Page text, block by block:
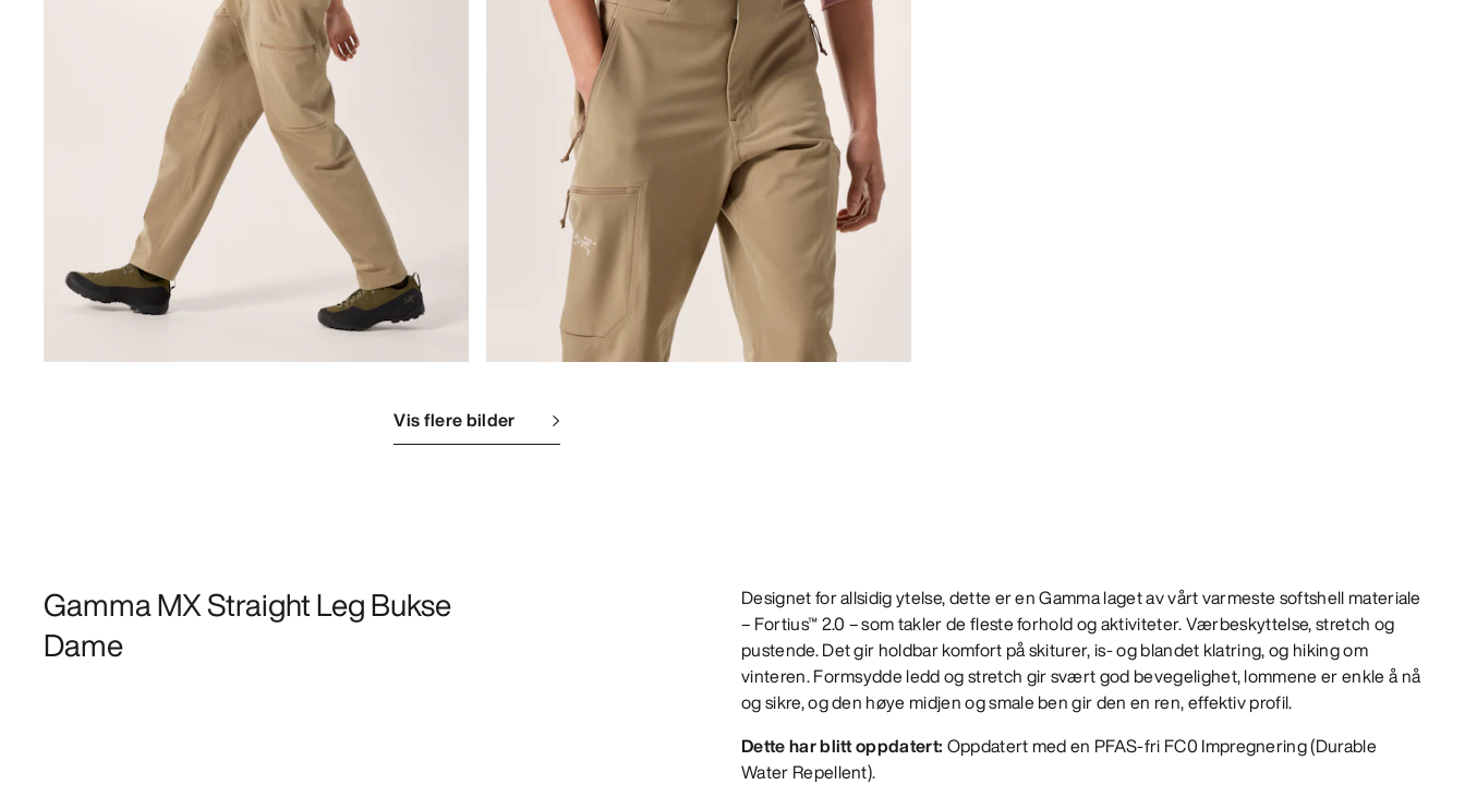
Vis flere bilder
Gamma MX Straight Leg Bukse
Dame
Designet for allsidig ytelse, dette er en Gamma laget av vårt varmeste softshell materiale
– Fortius™ 2.0 – som takler de fleste forhold og aktiviteter. Værbeskyttelse, stretch og
pustende. Det gir holdbar komfort på skiturer, is- og blandet klatring, og hiking om
vinteren. Formsydde ledd og stretch gir svært god bevegelighet, lommene er enkle å nå
og sikre, og den høye midjen og smale ben gir den en ren, effektiv profil.
Dette har blitt oppdatert: Oppdatert med en PFAS-fri FC0 Impregnering (Durable
Water Repellent).